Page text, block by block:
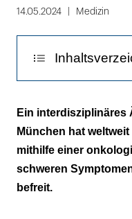
14.05.2024 Medizin
Sobald die B-
waren,
drastisch
Ein interdisziplinäres
München hat
mithilfe einer
schweren
befreit.